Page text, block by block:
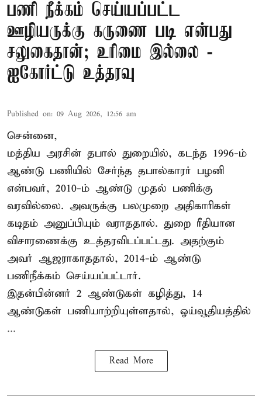
பணி நீக்கம் செய்யப்பட்ட
ஊழியருக்கு கருணை படி என்பது
சலுகைதான்; உரிமை இல்லை -
ஐகோர்ட்டு உத்தரவு
Published on: 09 Aug 2026, 12:56 am
சென்னை,
மத்திய அரசின் தபால் துறையில், கடந்த 1996-ம்
ஆண்டு பணியில் சேர்ந்த தபால்காரர் பழனி
என்பவர், 2010-ம் ஆண்டு முதல் பணிக்கு
வரவில்லை. அவருக்கு பலமுறை அதிகாரிகள்
கடிதம் அனுப்பியும் வராததால். துறை ரீதியான
விசாரணைக்கு உத்தரவிடப்பட்டது. அதற்கும்
அவர் ஆஜராகாததால், 2014-ம் ஆண்டு
பணிநீக்கம் செய்யப்பட்டார்.
இதன்பின்னர் 2 ஆண்டுகள் கழித்து, 14
ஆண்டுகள் பணியாற்றியுள்ளதால், ஓய்வூதியத்தில்
...
Read More